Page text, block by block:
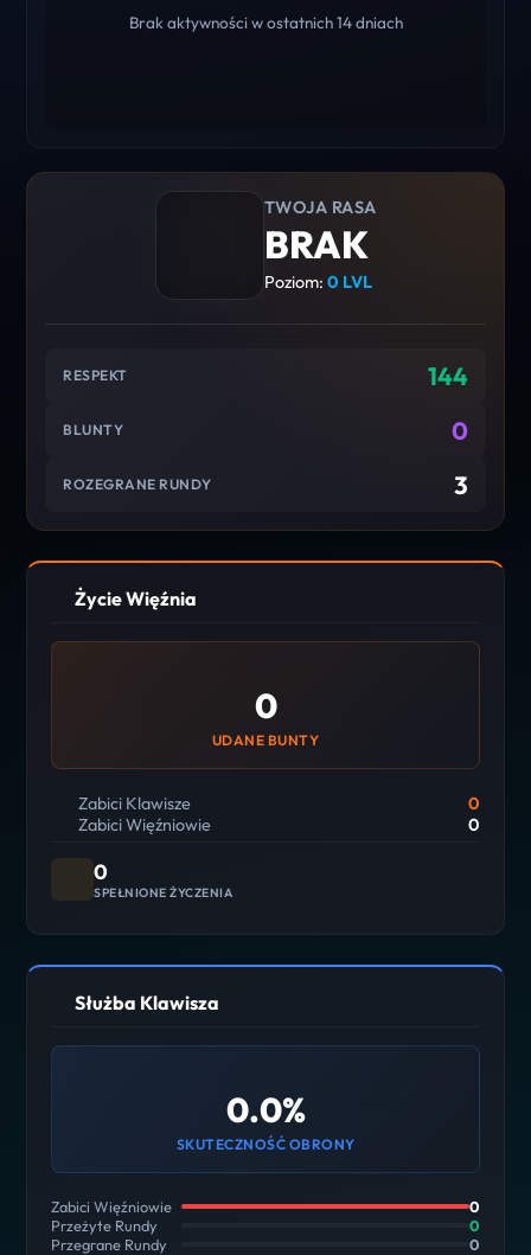
Brak aktywności w ostatnich 14 dniach
TWOJA RASA
BRAK
Poziom: 0 LVL
RESPEKT 144
BLUNTY 0
ROZEGRANE RUNDY 3
Życie Więźnia
0
UDANE BUNTY
Zabici Klawisze
0
Zabici Więźniowie
0
0
SPEŁNIONE ŻYCZENIA
Służba Klawisza
0.0%
SKUTECZNOŚĆ OBRONY
Zabici Więźniowie
0
Przeżyte Rundy
0
Przegrane Rundy
0